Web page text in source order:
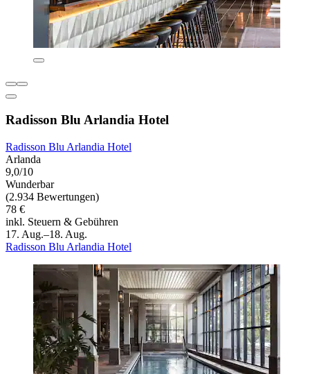
Radisson Blu Arlandia Hotel
Radisson Blu Arlandia Hotel
Arlanda
9,0/10
Wunderbar
(2.934 Bewertungen)
78 €
inkl. Steuern & Gebühren
17. Aug.–18. Aug.
Radisson Blu Arlandia Hotel